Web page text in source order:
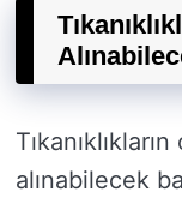
alınabilecek